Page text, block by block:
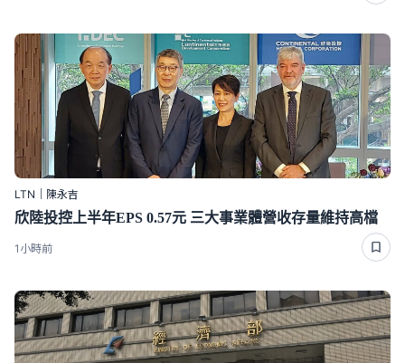
LTN｜陳永吉
欣陸投控上半年EPS 0.57元 三大事業體營收存量維持高檔
1小時前